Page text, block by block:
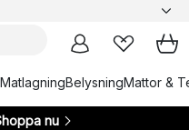
BelysningMattor &
nu